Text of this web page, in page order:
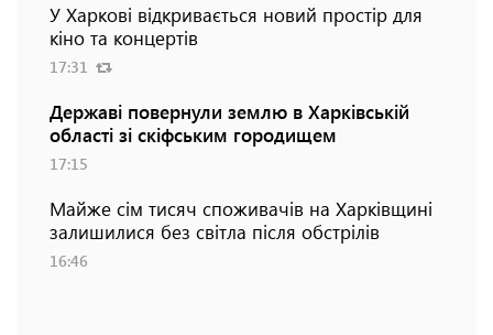
У Харкові відкривається новий простір для
кіно та концертів
17:31
Державі повернули землю в Харківській
області зі скіфським городищем
17:15
Майже сім тисяч споживачів на Харківщині
залишилися без світла після обстрілів
16:46